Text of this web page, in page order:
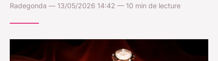
Radegonda — 13/05/2026 14:42 — 10 min de lecture